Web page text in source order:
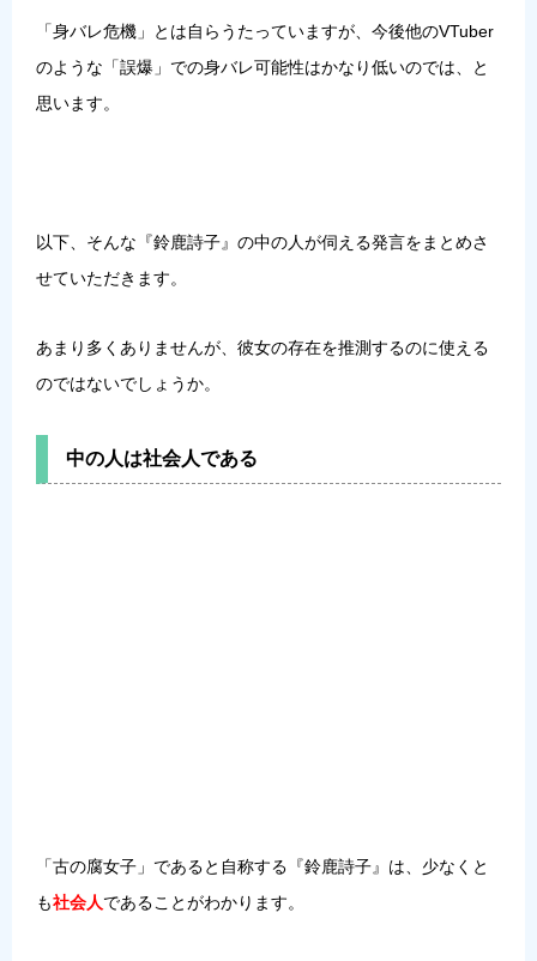
「身バレ危機」とは自らうたっていますが、今後他のVTuber
のような「誤爆」での身バレ可能性はかなり低いのでは、と
思います。
以下、そんな『鈴鹿詩子』の中の人が伺える発言をまとめさ
せていただきます。
あまり多くありませんが、彼女の存在を推測するのに使える
のではないでしょうか。
中の人は社会人である
「古の腐女子」であると自称する『鈴鹿詩子』は、少なくと
も社会人であることがわかります。